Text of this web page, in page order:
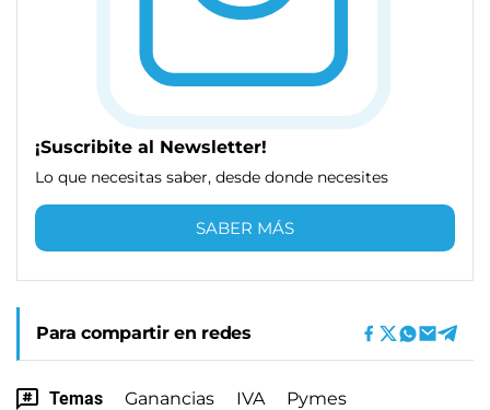
¡Suscribite al Newsletter!
Lo que necesitas saber, desde donde necesites
SABER MÁS
Para compartir en redes
Temas Ganancias IVA
Pymes